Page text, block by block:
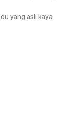
yang asli kaya